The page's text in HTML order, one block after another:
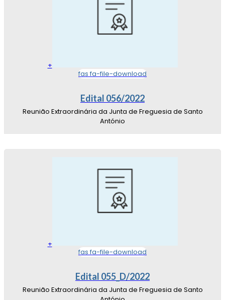
+
fas fa-file-download
Edital 056/2022
Reunião Extraordinária da Junta de Freguesia de Santo
António
+
fas fa-file-download
Edital 055_D/2022
Reunião Extraordinária da Junta de Freguesia de Santo